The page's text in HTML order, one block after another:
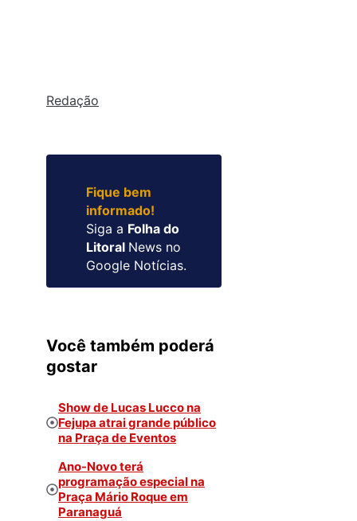
Redação
Fique bem
informado!
Siga a Folha do
Litoral News no
Google Notícias.
Você também poderá
gostar
Show de Lucas Lucco na
Fejupa atrai grande público
na Praça de Eventos
Ano-Novo terá
programação especial na
Praça Mário Roque em
Paranaguá